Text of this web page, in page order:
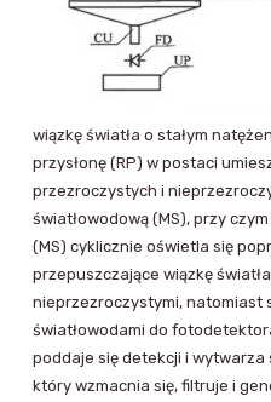
wiązkę światła o stałym
przysłonę (RP) w postaci
przezroczystych i
światłowodową (MS), przy
(MS) cyklicznie oświetla się
przepuszczające wiązkę
nieprzezroczystymi, natomiast
światłowodami do
poddaje się detekcji i wytwarza
który wzmacnia się, filtruje i